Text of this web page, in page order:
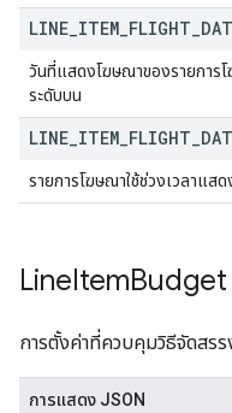
LINE ITEM FLIGHT
วันที่แสดงโฆษณาของรายการโ
ระดับบน
LINE ITEM FLIGHT
รายการโฆษณาใช้ช่วงเวลาแส
LineItemBudget
การตั้งค่าที่ควบคุมวิธีจัดสร
การแสดง JSON